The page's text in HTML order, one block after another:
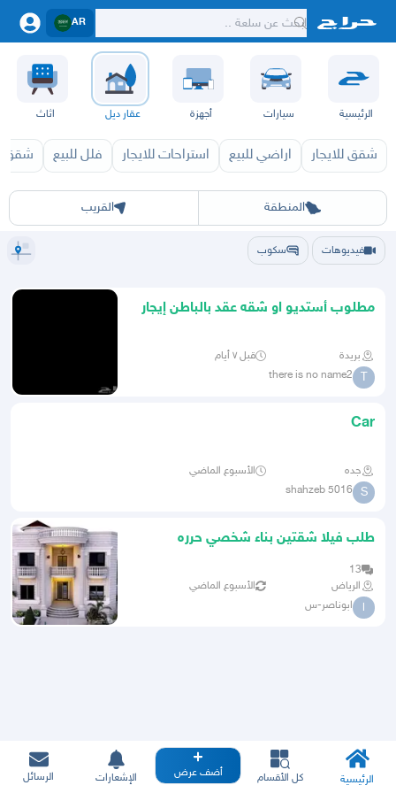
AR
الرئيسية سيارات أجهزة عقار ديل اثاث
شقق للايجار اراضي للبيع استراحات للايجار فلل للبيع شقق
المنطقة
الرياض جده القصيم الباحة
القريب
فيديوهات سكوب
مطلوب أستديو او شقه عقد بالباطن إيجار
بريدة قبل ٧ أيام
T
there is no name2
Car
جده الأسبوع الماضي
S
shahzeb 5016
طلب فيلا شقتين بناء شخصي حرره
13
الرياض
الأسبوع الماضي
ا ابوناصر-س
الرئيسية كل الأقسام أضف عرض الإشعارات الرسائل